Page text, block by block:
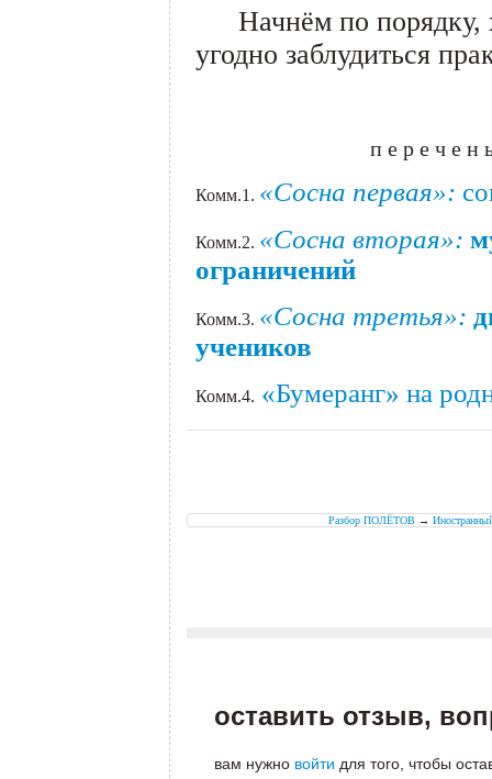
Начнём по порядку,
угодно заблудиться
п е р е ч е н
Комм.1. «Сосна первая»:
Комм.2. «Сосна вторая»:
ограничений
Комм.3. «Сосна третья»:
учеников
Комм.4. «Бумеранг» на
Разбор ПОЛЁТОВ →
оставить отзыв,
вам нужно войти для того, чтобы